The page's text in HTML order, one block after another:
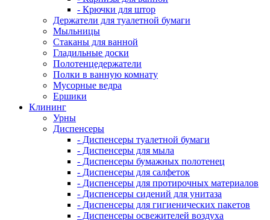
- Крючки для штор
Держатели для туалетной бумаги
Мыльницы
Стаканы для ванной
Гладильные доски
Полотенцедержатели
Полки в ванную комнату
Мусорные ведра
Ершики
Клининг
Урны
Диспенсеры
- Диспенсеры туалетной бумаги
- Диспенсеры для мыла
- Диспенсеры бумажных полотенец
- Диспенсеры для салфеток
- Диспенсеры для протирочных материалов
- Диспенсеры сидений для унитаза
- Диспенсеры для гигиенических пакетов
- Диспенсеры освежителей воздуха